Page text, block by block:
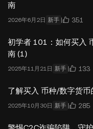
南
2026年6月2日 新手 351
初学者 101：如何买入
南 (1)
2025年11月21日 新手 133
了解买入 币种/数字货
2025年10月30日 新手 285